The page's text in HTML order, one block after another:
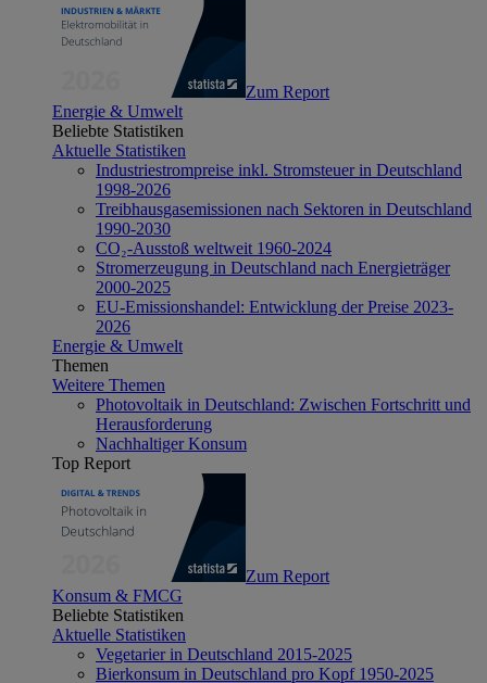
Zum Report
Energie & Umwelt
Beliebte Statistiken
Aktuelle Statistiken
Industriestrompreise inkl. Stromsteuer in Deutschland
1998-2026
Treibhausgasemissionen nach Sektoren in Deutschland
1990-2030
CO₂-Ausstoß weltweit 1960-2024
Stromerzeugung in Deutschland nach Energieträger
2000-2025
EU-Emissionshandel: Entwicklung der Preise 2023-
2026
Energie & Umwelt
Themen
Weitere Themen
Photovoltaik in Deutschland: Zwischen Fortschritt und
Herausforderung
Nachhaltiger Konsum
Top Report
Zum Report
Konsum & FMCG
Beliebte Statistiken
Aktuelle Statistiken
Vegetarier in Deutschland 2015-2025
Bierkonsum in Deutschland pro Kopf 1950-2025